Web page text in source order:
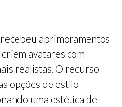
aprimoramentos
avatares com
realistas. O recurso
opções de estilo
uma estética de